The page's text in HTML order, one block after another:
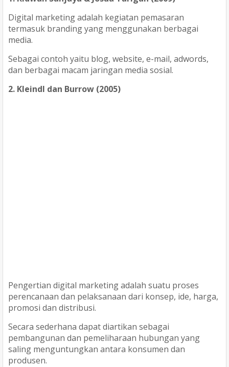
Digital marketing adalah kegiatan pemasaran
termasuk branding yang menggunakan berbagai
media.
Sebagai contoh yaitu blog, website, e-mail, adwords,
dan berbagai macam jaringan media sosial.
2. Kleindl dan Burrow (2005)
Pengertian digital marketing adalah suatu proses
perencanaan dan pelaksanaan dari konsep, ide, harga,
promosi dan distribusi.
Secara sederhana dapat diartikan sebagai
pembangunan dan pemeliharaan hubungan yang
saling menguntungkan antara konsumen dan
produsen.